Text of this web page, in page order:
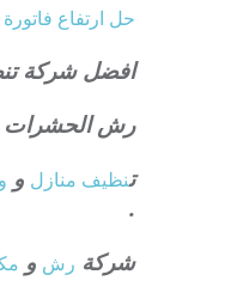
حل ارتفاع فاتورة
افضل شركة
رش الحشرات
تنظيف منازل و
.
شركة رش و